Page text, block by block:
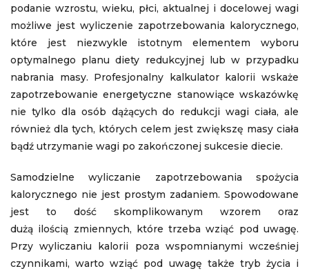
podanie wzrostu, wieku, płci, aktualnej i docelowej wagi
możliwe jest wyliczenie zapotrzebowania kalorycznego,
które jest niezwykle istotnym elementem wyboru
optymalnego planu diety redukcyjnej lub w przypadku
nabrania masy. Profesjonalny kalkulator kalorii wskaże
zapotrzebowanie energetyczne stanowiące wskazówkę
nie tylko dla osób dążących do redukcji wagi ciała, ale
również dla tych, których celem jest zwiększę masy ciała
bądź utrzymanie wagi po zakończonej sukcesie diecie.
Samodzielne wyliczanie zapotrzebowania spożycia
kalorycznego nie jest prostym zadaniem. Spowodowane
jest to dość skomplikowanym wzorem oraz
dużą ilością zmiennych, które trzeba wziąć pod uwagę.
Przy wyliczaniu kalorii poza wspomnianymi wcześniej
czynnikami, warto wziąć pod uwagę także tryb życia i